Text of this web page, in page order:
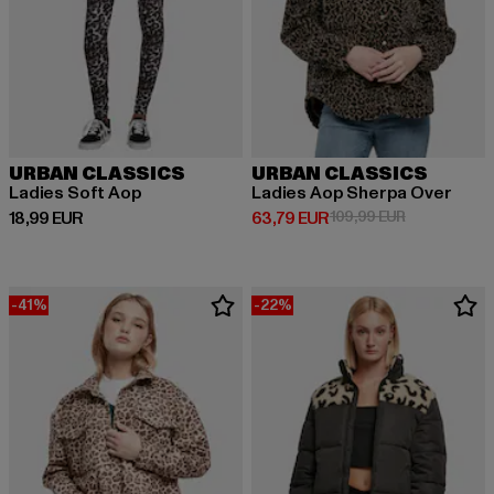
URBAN CLASSICS
Ladies Soft Aop
18,99 EUR
Derzeitiger Preis: 18,99 EUR
URBAN CLASSICS
Ladies Aop Sherpa Over
63,79 EUR
Derzeitiger Preis: 63,79 EUR
109,99 EUR
-41% -22%